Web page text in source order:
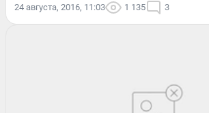
24 августа, 2016, 11:03 1 135 3